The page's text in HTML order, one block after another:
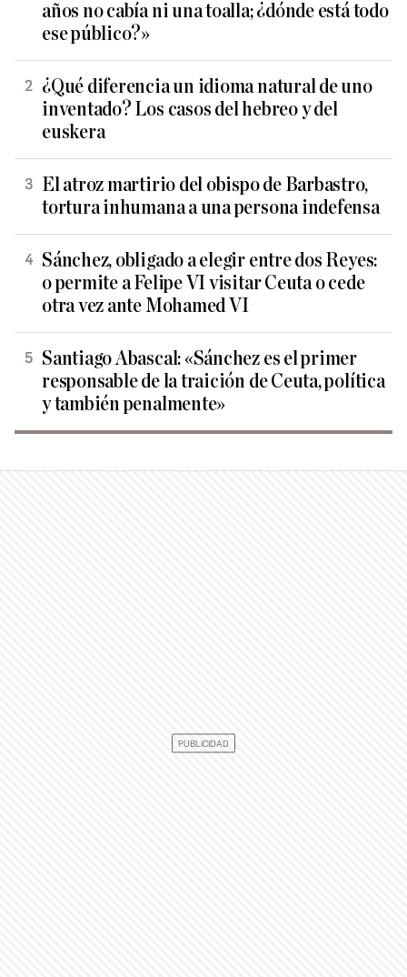
años no cabía ni una toalla; ¿dónde está todo
ese público?»
¿Qué diferencia un idioma natural de uno
inventado? Los casos del hebreo y del
euskera
El atroz martirio del obispo de Barbastro,
tortura inhumana a una persona indefensa
Sánchez, obligado a elegir entre dos Reyes:
o permite a Felipe VI visitar Ceuta o cede
otra vez ante Mohamed VI
Santiago Abascal: «Sánchez es el primer
responsable de la traición de Ceuta, política
y también penalmente»